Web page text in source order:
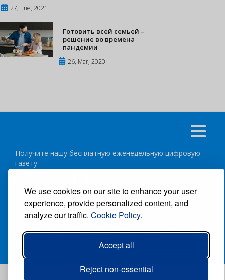
We use cookies on our site to enhance your user
experience, provide personalized content, and
analyze our traffic. Cookie Policy.
Accept all
Reject non-essential
27, Ene, 2021
Готовить всей семьей –
решение во времена
пандемии
26, Mar, 2020
Получите нашу бесплатную еженедельную цифровую
газету
Следуйте за нами:
ВСЕ ПРАВА ЗАЩИЩЕНЫ ®CARIBBEAN NEWS DIGITAL.
АВТОР:GRUPO EXCELENCIAS.